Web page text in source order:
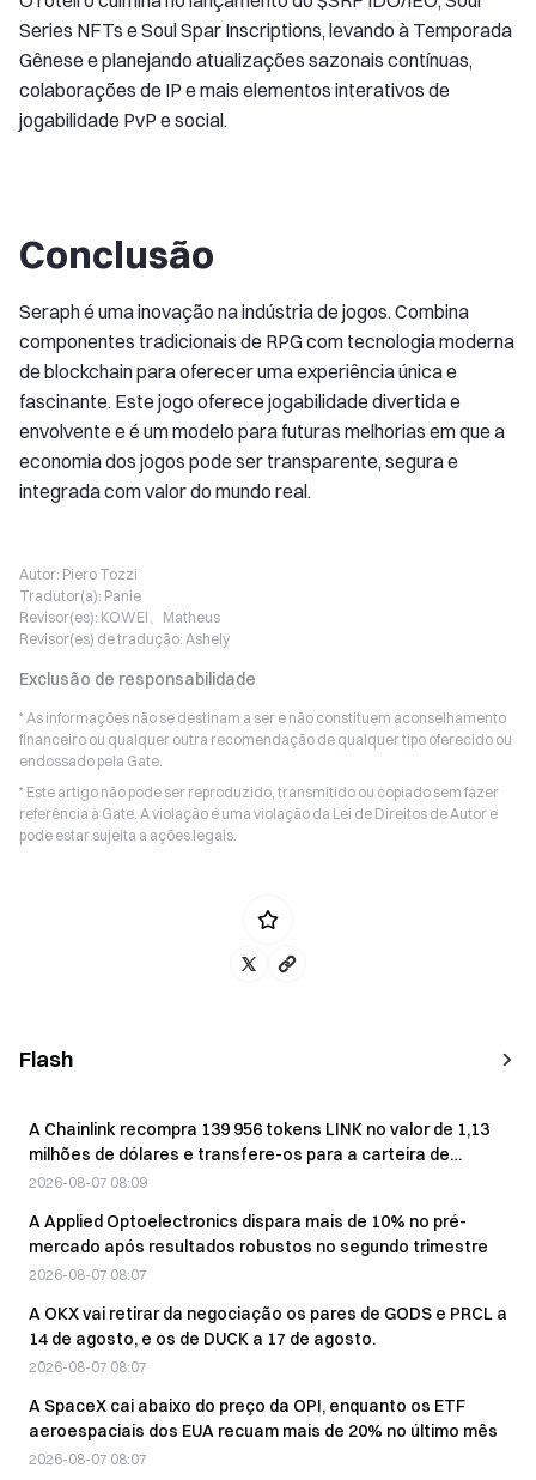
Series NFTs e Soul Spar Inscriptions, levando à Temporada
Gênese e planejando atualizações sazonais contínuas,
colaborações de IP e mais elementos interativos de
jogabilidade PvP e social.
Conclusão
Seraph é uma inovação na indústria de jogos. Combina
componentes tradicionais de RPG com tecnologia moderna
de blockchain para oferecer uma experiência única e
fascinante. Este jogo oferece jogabilidade divertida e
envolvente e é um modelo para futuras melhorias em que a
economia dos jogos pode ser transparente, segura e
integrada com valor do mundo real.
Autor: Piero Tozzi
Tradutor(a): Panie
Revisor(es): KOWEI、Matheus
Revisor(es) de tradução: Ashely
Exclusão de responsabilidade
* As informações não se destinam a ser e não constituem aconselhamento
financeiro ou qualquer outra recomendação de qualquer tipo oferecido ou
endossado pela Gate.
* Este artigo não pode ser reproduzido, transmitido ou copiado sem fazer
referência à Gate. A violação é uma violação da Lei de Direitos de Autor e
pode estar sujeita a ações legais.
Flash
A Chainlink recompra 139 956 tokens LINK no valor de 1,13
milhões de dólares e transfere-os para a carteira de
reserva
2026-08-07 08:09
A Applied Optoelectronics dispara mais de 10% no pré-
mercado após resultados robustos no segundo trimestre
2026-08-07 08:07
A OKX vai retirar da negociação os pares de GODS e PRCL a
14 de agosto, e os de DUCK a 17 de agosto.
2026-08-07 08:07
A SpaceX cai abaixo do preço da OPI, enquanto os ETF
aeroespaciais dos EUA recuam mais de 20% no último mês
2026-08-07 08:07